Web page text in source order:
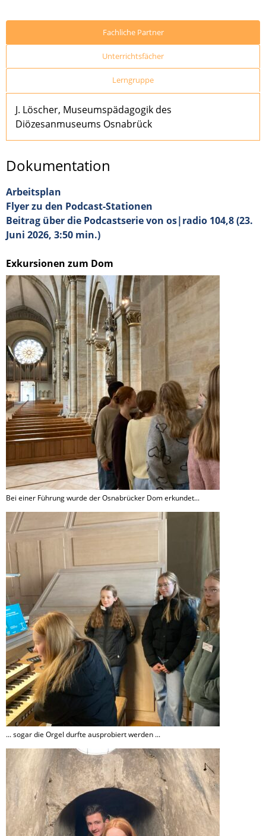
Fachliche Partner
Unterrichtsfächer
Lerngruppe
J. Löscher, Museumspädagogik des
Diözesanmuseums Osnabrück
Dokumentation
Arbeitsplan
Flyer zu den Podcast-Stationen
Beitrag über die Podcastserie von os|radio 104,8 (23.
Juni 2026, 3:50 min.)
Exkursionen zum Dom
Bei einer Führung wurde der Osnabrücker Dom erkundet...
... sogar die Orgel durfte ausprobiert werden ...